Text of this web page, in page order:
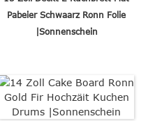
Pabeier Schwaarz Ronn Folie
|Sonnenschein